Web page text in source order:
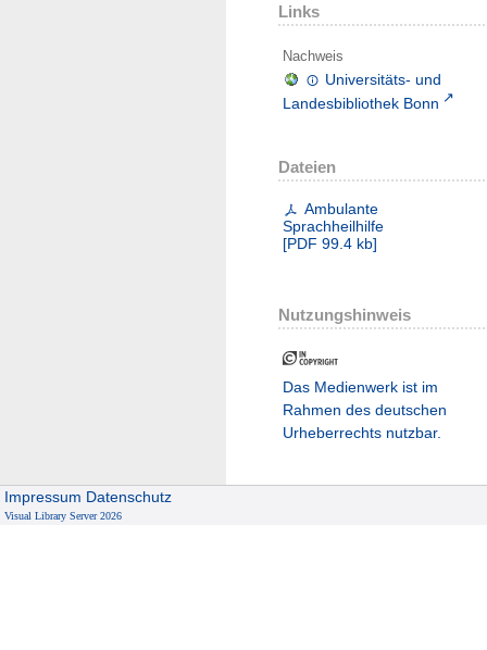
Links
Nachweis
Universitäts- und
Landesbibliothek Bonn
Dateien
Ambulante
Sprachheilhilfe
[PDF 99.4 kb]
Nutzungshinweis
Das Medienwerk ist im
Rahmen des deutschen
Urheberrechts nutzbar.
Impressum Datenschutz
Visual Library Server 2026